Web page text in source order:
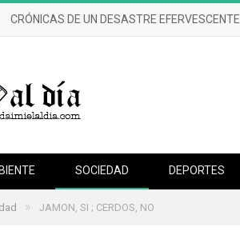
CRÓNICAS DE UN DESASTRE EFERVESCENTE
SOCIEDAD DEPORTES
» JAMON, SI ; CERDOS, NO